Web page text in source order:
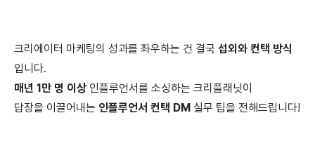
크리에이터 마케팅의 성과를 좌우하는 건 결국 섭외와 컨택 방식
입니다.
매년 1만 명 이상 인플루언서를 소싱하는 크리플래닛이
답장을 이끌어내는 인플루언서 컨택 DM 실무 팁을 전해드립니다!